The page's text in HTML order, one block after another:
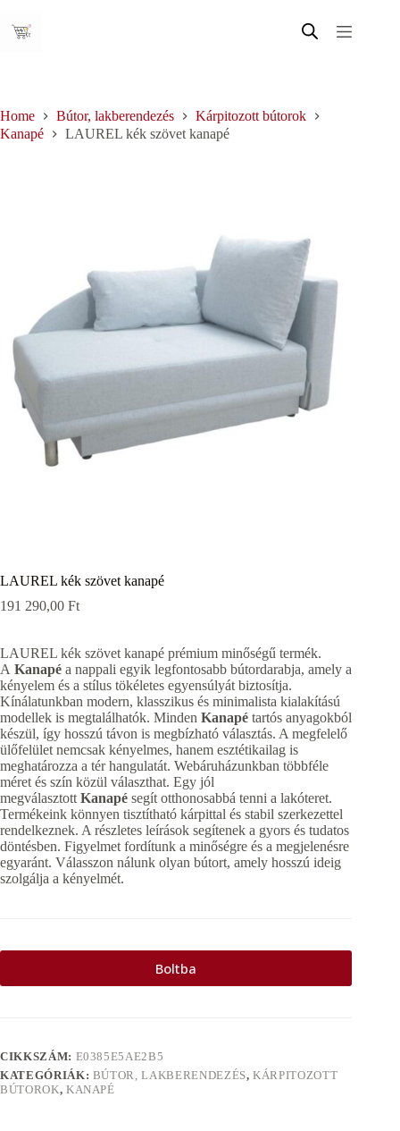
content
Home Bútor, lakberendezés
Kárpitozott bútorok
Kanapé
LAUREL kék szövet kanapé
LAUREL kék szövet kanapé
191 290,00 Ft
LAUREL kék szövet kanapé prémium minőségű termék.
A Kanapé a nappali egyik legfontosabb bútordarabja, amely a
kényelem és a stílus tökéletes egyensúlyát biztosítja.
Kínálatunkban modern, klasszikus és minimalista kialakítású
modellek is megtalálhatók. Minden Kanapé tartós anyagokból
készül, így hosszú távon is megbízható választás. A megfelelő
ülőfelület nemcsak kényelmes, hanem esztétikailag is
meghatározza a tér hangulatát. Webáruházunkban többféle
méret és szín közül választhat. Egy jól
megválasztott Kanapé segít otthonosabbá tenni a lakóteret.
Termékeink könnyen tisztítható kárpittal és stabil szerkezettel
rendelkeznek. A részletes leírások segítenek a gyors és tudatos
döntésben. Figyelmet fordítunk a minőségre és a megjelenésre
egyaránt. Válasszon nálunk olyan bútort, amely hosszú ideig
szolgálja a kényelmét.
Boltba
CIKKSZÁM: E0385E5AE2B5
KATEGÓRIÁK: BÚTOR, LAKBERENDEZÉS,KÁRPITOZOTT
BÚTOROK, KANAPÉ